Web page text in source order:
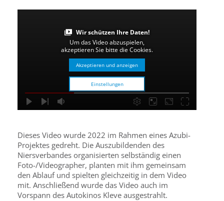
Wir schützen Ihre Daten!
Um das Video abzuspielen,
akzeptieren Sie bitte die Cookies.
Akzeptieren und anzeigen
Einstellungen
Dieses Video wurde 2022 im Rahmen eines Azubi-
Projektes gedreht. Die Auszubildenden des
Niersverbandes organisierten selbständig einen
Foto-/Videographer, planten mit ihm gemeinsam
den Ablauf und spielten gleichzeitig in dem Video
mit. Anschließend wurde das Video auch im
Vorspann des Autokinos Kleve ausgestrahlt.